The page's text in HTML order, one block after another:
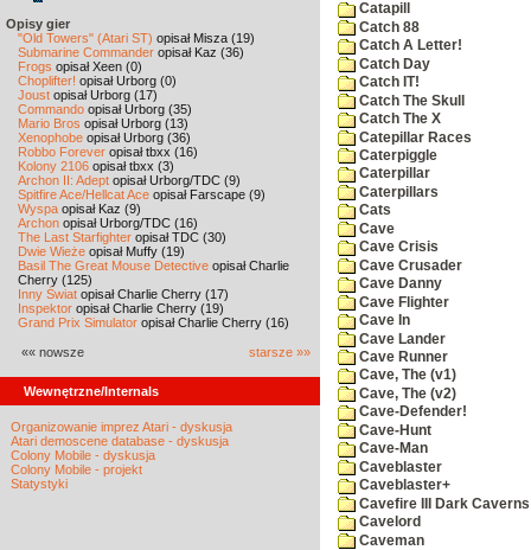
Opisy gier
"Old Towers" (Atari ST) opisał Misza (19)
Submarine Commander opisał Kaz (36)
Frogs opisał Xeen (0)
Choplifter! opisał Urborg (0)
Joust opisał Urborg (17)
Commando opisał Urborg (35)
Mario Bros opisał Urborg (13)
Xenophobe opisał Urborg (36)
Robbo Forever opisał tbxx (16)
Kolony 2106 opisał tbxx (3)
Archon II: Adept opisał Urborg/TDC (9)
Spitfire Ace/Hellcat Ace opisał Farscape (9)
Wyspa opisał Kaz (9)
Archon opisał Urborg/TDC (16)
The Last Starfighter opisał TDC (30)
Dwie Wieże opisał Muffy (19)
Basil The Great Mouse Detective opisał Charlie
Cherry (125)
Inny Świat opisał Charlie Cherry (17)
Inspektor opisał Charlie Cherry (19)
Grand Prix Simulator opisał Charlie Cherry (16)
«« nowsze starsze »»
Wewnętrzne/Internals
Organizowanie imprez Atari - dyskusja
Atari demoscene database - dyskusja
Colony Mobile - dyskusja
Colony Mobile - projekt
Statystyki
Catapill
Catch 88
Catch A Letter!
Catch Day
Catch IT!
Catch The Skull
Catch The X
Catepillar Races
Caterpiggle
Caterpillar
Caterpillars
Cats
Cave
Cave Crisis
Cave Crusader
Cave Danny
Cave Flighter
Cave In
Cave Lander
Cave Runner
Cave, The (v1)
Cave, The (v2)
Cave-Defender!
Cave-Hunt
Cave-Man
Caveblaster
Caveblaster+
Cavefire III Dark Caverns
Cavelord
Caveman